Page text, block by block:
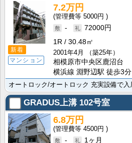
新着
マンション
7.2万円
5000円
-
72000円
1R
30.48㎡
2001年4月
（築25年）
相模原市中央区鹿沼台
横浜線 淵野辺駅 徒歩3分
GRADUS上溝 102号室
6.8万円
4500円
-
1ヶ月